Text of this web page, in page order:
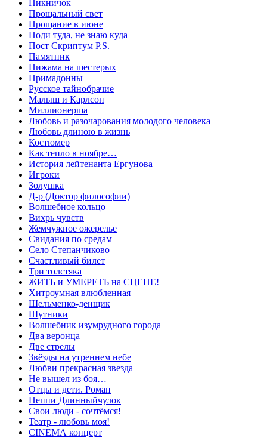
Пикничок
Прощальный свет
Прощание в июне
Поди туда, не знаю куда
Пост Скриптум P.S.
Памятник
Пижама на шестерых
Примадонны
Русское тайнобрачие
Малыш и Карлсон
Миллионерша
Любовь и разочарования молодого человека
Любовь длиною в жизнь
Костюмер
Как тепло в ноябре…
История лейтенанта Ергунова
Игроки
Золушка
Д-р (Доктор философии)
Волшебное кольцо
Вихрь чувств
Жемчужное ожерелье
Свидания по средам
Село Степанчиково
Счастливый билет
Три толстяка
ЖИТЬ и УМЕРЕТЬ на СЦЕНЕ!
Хитроумная влюбленная
Шельменко-денщик
Шутники
Волшебник изумрудного города
Два веронца
Две стрелы
Звёзды на утреннем небе
Любви прекрасная звезда
Не вышел из боя…
Отцы и дети. Роман
Пеппи Длинныйчулок
Свои люди - сочтёмся!
Театр - любовь моя!
СINЕМА концерт